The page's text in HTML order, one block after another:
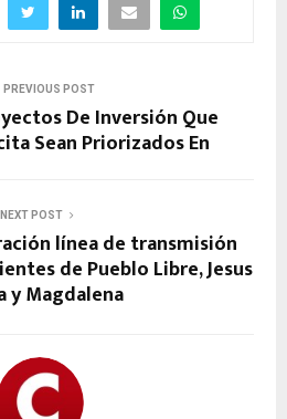
PREVIOUS POST
De Inversión Que
Sean Priorizados En
NEXT POST
línea de transmisión
de Pueblo Libre, Jesus
y Magdalena